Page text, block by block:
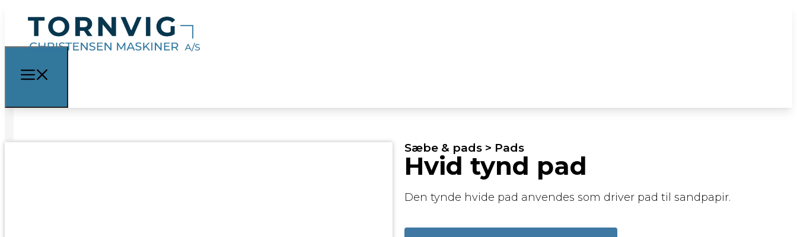
Sæbe & pads > Pads
Hvid tynd pad
Den tynde hvide pad anvendes som driver pad til sandpapir.